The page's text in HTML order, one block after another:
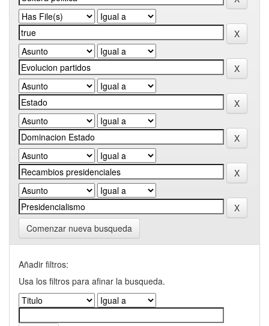
Comenzar nueva busqueda
Añadir filtros:
Usa los filtros para afinar la busqueda.